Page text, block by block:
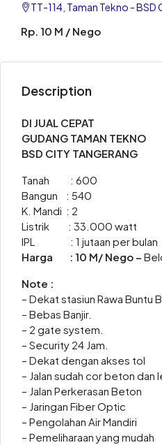
TT-114, Taman Tekno - BSD
Rp. 10 M / Nego
Description
DI JUAL CEPAT
GUDANG TAMAN TEKNO
BSD CITY TANGERANG
Tanah : 600
Bangun : 540
K. Mandi : 2
Listrik : 33.000 watt
IPL : 1 jutaan per bulan
Harga : 10 M/ Nego –
Note :
– Dekat stasiun Rawa Buntu
– Bebas Banjir.
– 2 gate system.
– Security 24 Jam.
– Dekat dengan akses tol
– Jalan sudah cor beton dan
– Jalan Perkerasan Beton
– Jaringan Fiber Optic
– Pengolahan Air Mandiri
– Pemeliharaan yang mudah